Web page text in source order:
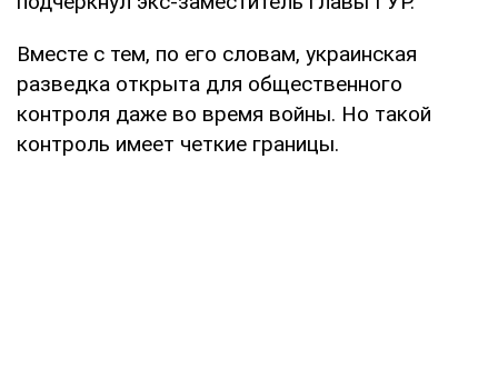
Вместе с тем, по его словам, украинская
разведка открыта для общественного
контроля даже во время войны. Но такой
контроль имеет четкие границы.